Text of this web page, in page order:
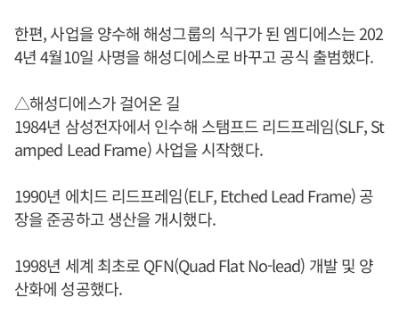
한편, 사업을 양수해 해성그룹의 식구가 된 엠디에스는 202
4년 4월10일 사명을 해성디에스로 바꾸고 공식 출범했다.
△해성디에스가 걸어온 길
1984년 삼성전자에서 인수해 스탬프드 리드프레임(SLF, St
amped Lead Frame) 사업을 시작했다.
1990년 에치드 리드프레임(ELF, Etched Lead Frame) 공
장을 준공하고 생산을 개시했다.
1998년 세계 최초로 QFN(Quad Flat No-lead) 개발 및 양
산화에 성공했다.